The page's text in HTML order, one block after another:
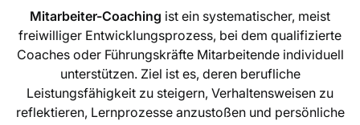
Mitarbeiter-Coaching ist ein systematischer, meist
freiwilliger Entwicklungsprozess, bei dem qualifizierte
Coaches oder Führungskräfte Mitarbeitende individuell
unterstützen. Ziel ist es, deren berufliche
Leistungsfähigkeit zu steigern, Verhaltensweisen zu
reflektieren, Lernprozesse anzustoßen und persönliche